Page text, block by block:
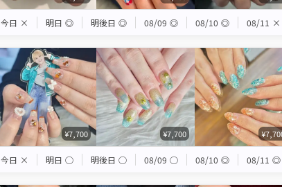
今日 × 明日 ◎ 明後日 ◎ 08/09 ◎ 08/10 ◎ 08/11 ×
¥7,700 ¥7,700
今日 × 明日 ◯ 明後日 ◯ 08/09 ◯ 08/10 ◎ 08/11 ◎